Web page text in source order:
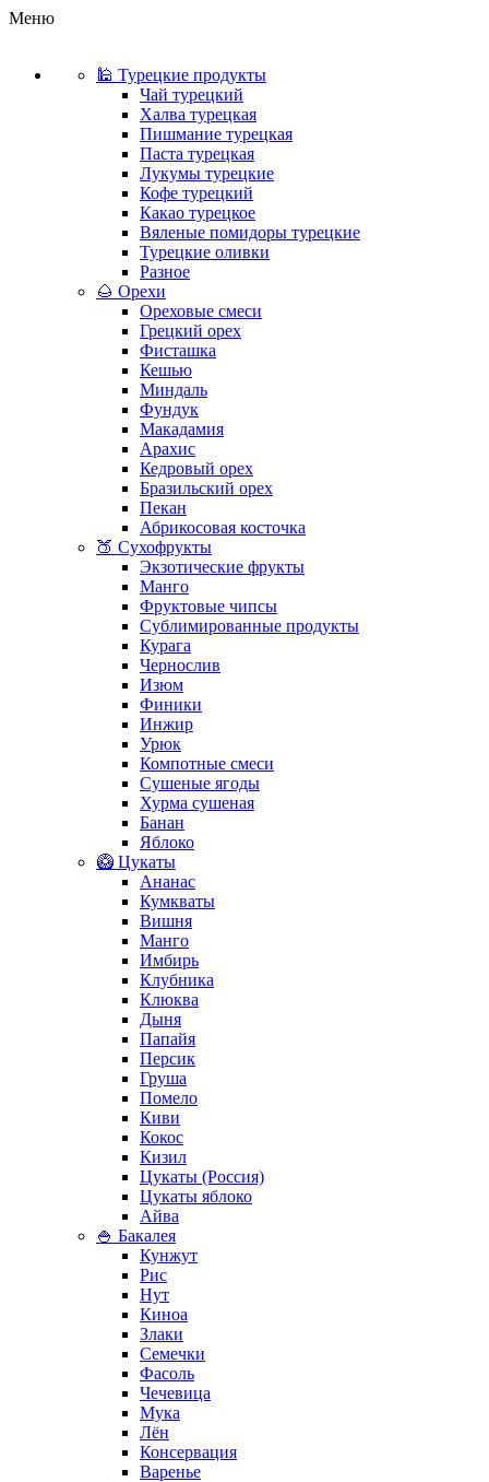
Меню
🕌 Турецкие продукты
Чай турецкий
Халва турецкая
Пишмание турецкая
Паста турецкая
Лукумы турецкие
Кофе турецкий
Какао турецкое
Вяленые помидоры турецкие
Турецкие оливки
Разное
🌰 Орехи
Ореховые смеси
Грецкий орех
Фисташка
Кешью
Миндаль
Фундук
Макадамия
Арахис
Кедровый орех
Бразильский орех
Пекан
Абрикосовая косточка
🍑 Сухофрукты
Экзотические фрукты
Манго
Фруктовые чипсы
Сублимированные продукты
Курага
Чернослив
Изюм
Финики
Инжир
Урюк
Компотные смеси
Сушеные ягоды
Хурма сушеная
Банан
Яблоко
🥝 Цукаты
Ананас
Кумкваты
Вишня
Манго
Имбирь
Клубника
Клюква
Дыня
Папайя
Персик
Груша
Помело
Киви
Кокос
Кизил
Цукаты (Россия)
Цукаты яблоко
Айва
🍚 Бакалея
Кунжут
Рис
Нут
Киноа
Злаки
Семечки
Фасоль
Чечевица
Мука
Лён
Консервация
Варенье